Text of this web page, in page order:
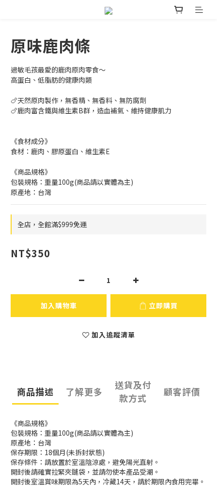
原味鹿肉條
過敏毛孩最愛的鹿肉原肉零食～
高蛋白、低脂肪的健康肉類
🍗天然原肉製作，無香精、無香料、無防腐劑
🍗鹿肉富含鐵與維生素B群，造血補氣、維持健康肌力
《食材成分》
食材：鹿肉、膠原蛋白、維生素E
《商品規格》
包裝規格：重量100g(商品請以實體為主)
原產地：台灣
全店，全館滿$999免運
NT$350
加入購物車 立即購買
加入追蹤清單
商品描述 了解更多
送貨及付
款方式
顧客評價
《商品規格》
包裝規格：重量100g(商品請以實體為主)
原產地：台灣
保存期限：18個月(未拆封狀態)
保存條件：請放置於室溫陰涼處，避免陽光直射。
開封後請確實拉緊夾鏈袋，並請勿使本產品受潮。
開封後室溫賞味期限為5天內，冷藏14天，請於期限內食用完畢。